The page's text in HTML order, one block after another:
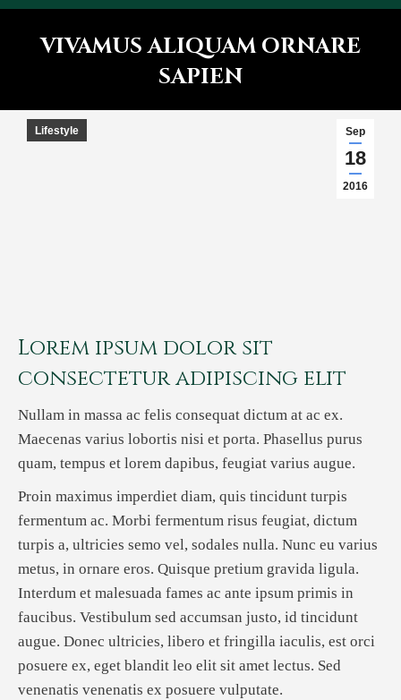
VIVAMUS ALIQUAM ORNARE
SAPIEN
Sep
18
2016
Lifestyle
Lorem ipsum dolor sit
consectetur adipiscing elit
Nullam in massa ac felis consequat dictum at ac ex.
Maecenas varius lobortis nisi et porta. Phasellus purus
quam, tempus et lorem dapibus, feugiat varius augue.
Proin maximus imperdiet diam, quis tincidunt turpis
fermentum ac. Morbi fermentum risus feugiat, dictum
turpis a, ultricies semo vel, sodales nulla. Nunc eu varius
metus, in ornare eros. Quisque pretium gravida ligula.
Interdum et malesuada fames ac ante ipsum primis in
faucibus. Vestibulum sed accumsan justo, id tincidunt
augue. Donec ultricies, libero et fringilla iaculis, est orci
posuere ex, eget blandit leo elit sit amet lectus. Sed
venenatis venenatis ex posuere vulputate.